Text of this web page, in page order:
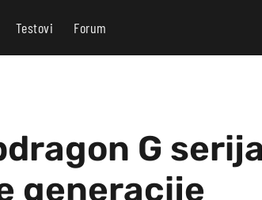
Testovi Forum
G
generacije